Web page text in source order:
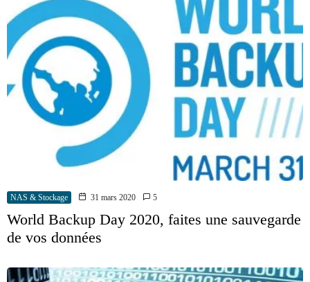
NAS & Stockage 31 mars 2020 5
World Backup Day 2020, faites une sauvegarde
de vos données